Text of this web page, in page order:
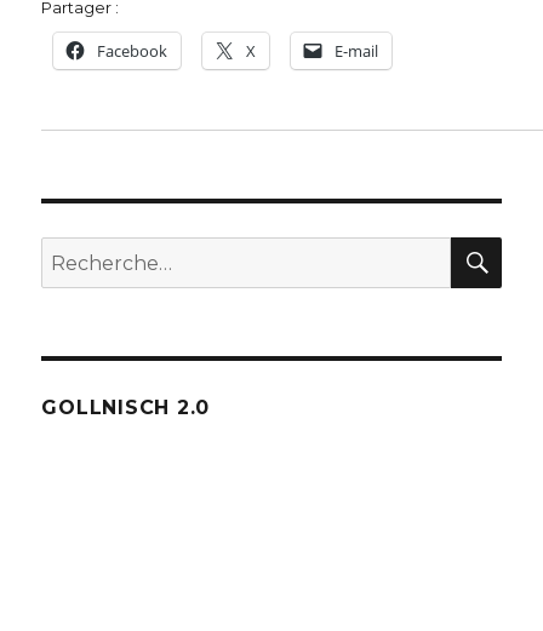
Partager :
Facebook X E-mail
Recherche
pour :
GOLLNISCH 2.0